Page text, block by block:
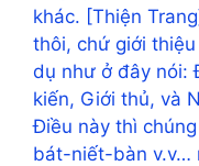
khác. [Thiện
thôi, chứ giới
dụ như ở đây nói:
kiến, Giới thủ, và
Điều này thì
bát-niết-bàn v.v…